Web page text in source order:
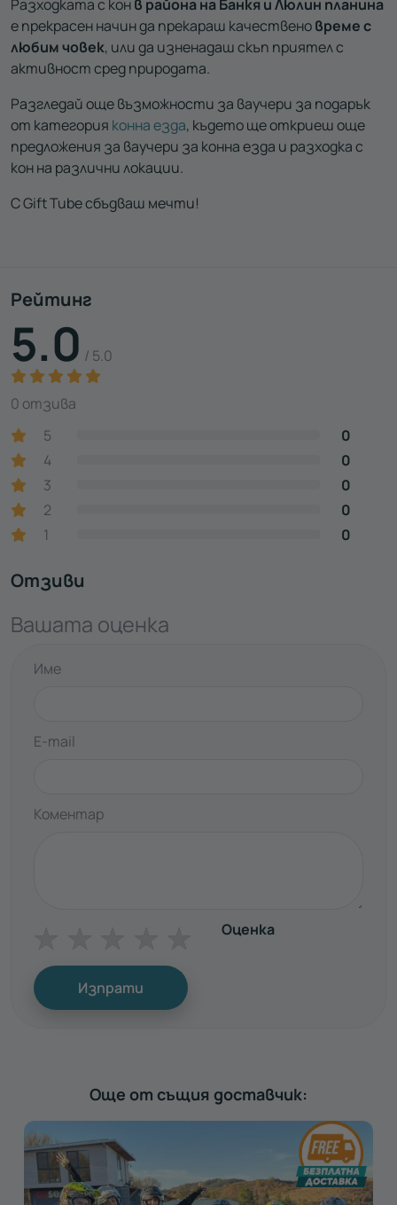
Разходката с конв района на Банкя и Люлин планина
е прекрасен начин да прекараш качественовреме с
любим човек, или да изненадаш скъп приятел с
активност сред природата.
Разгледай още възможности за ваучери за подарък
от категория конна езда, където ще откриеш още
предложения за ваучери за конна езда и разходка с
кон на различни локации.
С Gift Tube сбъдваш мечти!
Рейтинг
5.0 / 5.0
0 отзива
5
0
4
0
3
0
2
0
1
0
Отзиви
Вашата оценка
Име
E-mail
Коментар
Оценка
Изпрати
Още от същия доставчик: